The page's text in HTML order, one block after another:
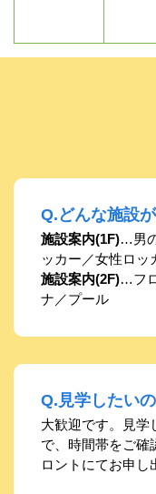
Q.どんな施設
施設案内(1F)…男
ッカー／女性ロッ
施設案内(2F)…フ
ナ／プール
Q.見学したい
大歓迎です。見学
で、時間帯をご確
ロントにてお申し